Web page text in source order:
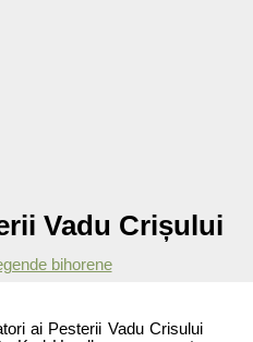
Vadu Crișului
bihorene
ai Pesterii Vadu Crisului